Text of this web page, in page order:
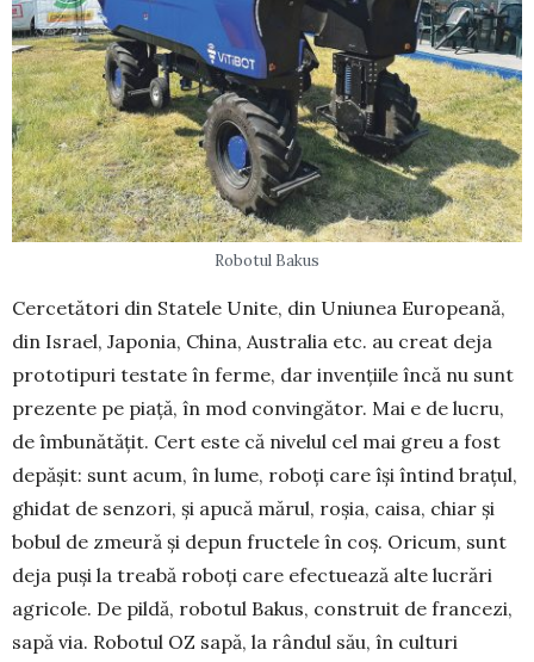
Robotul Bakus
Cercetători din Statele Unite, din Uniunea Euro­pea­nă,
din Israel, Japonia, China, Australia etc. au creat deja
prototipuri tes­tate în ferme, dar invențiile încă nu sunt
prezente pe piață, în mod convingător. Mai e de lucru,
de îmbunătățit. Cert este că nivelul cel mai greu a fost
depășit: sunt acum, în lume, roboți care își întind brațul,
ghidat de senzori, și apucă mărul, roșia, caisa, chiar și
bobul de zmeură și depun fructele în coș. Oricum, sunt
deja puși la treabă roboți care efectuează alte lucrări
agricole. De pildă, robotul Bakus, construit de francezi,
sapă via. Robotul OZ sapă, la rândul său, în culturi